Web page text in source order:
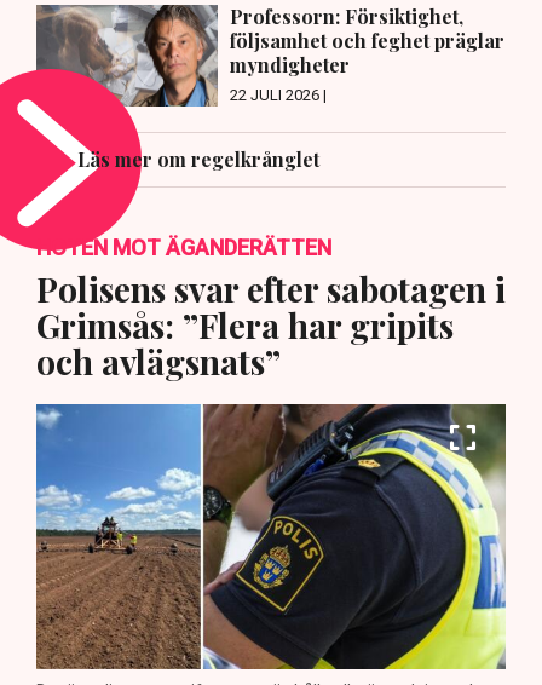
Professorn: Försiktighet,
följsamhet och feghet präglar
myndigheter
22 JULI 2026 |
Läs mer om regelkrånglet
HOTEN MOT ÄGANDERÄTTEN
Polisens svar efter sabotagen i
Grimsås: ”Flera har gripits
och avlägsnats”